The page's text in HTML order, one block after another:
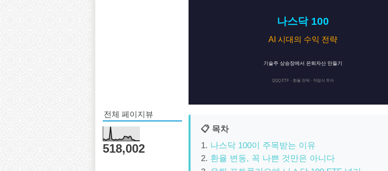
전체 페이지뷰
518,002
나스닥 100
AI 시대의 수익 전략
기술주 상승장에서 은퇴자산 만들기
QQQ ETF · 환율 전략 · 적립식 투자
📋 목차
나스닥 100이 주목받는 이유
환율 변동, 꼭 나쁜 것만은 아니다